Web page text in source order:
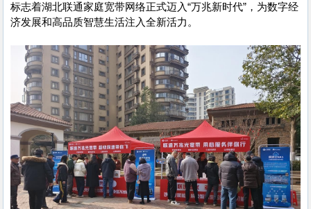
标志着湖北联通家庭宽带网络正式迈入“万兆新时代”，为数字经
济发展和高品质智慧生活注入全新活力。